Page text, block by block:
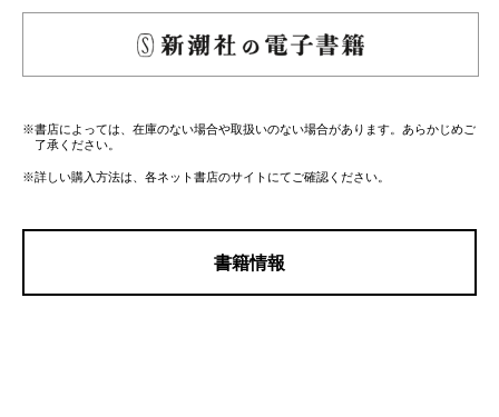
※書店によっては、在庫のない場合や取扱いのない場合があります。あらかじめご
了承ください。
※詳しい購入方法は、各ネット書店のサイトにてご確認ください。
書籍情報